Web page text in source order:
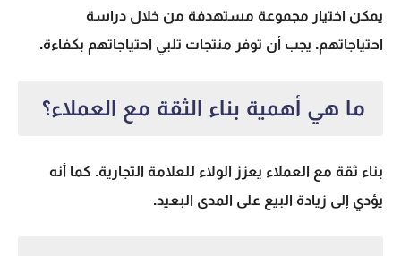
يمكن اختيار مجموعة مستهدفة من خلال دراسة
احتياجاتهم. يجب أن توفر منتجات تلبي احتياجاتهم بكفاءة.
ما هي أهمية بناء الثقة مع العملاء؟
بناء ثقة مع العملاء يعزز الولاء للعلامة التجارية. كما أنه
يؤدي إلى زيادة البيع على المدى البعيد.